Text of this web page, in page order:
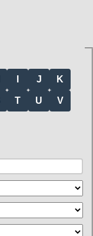
J K
T U V